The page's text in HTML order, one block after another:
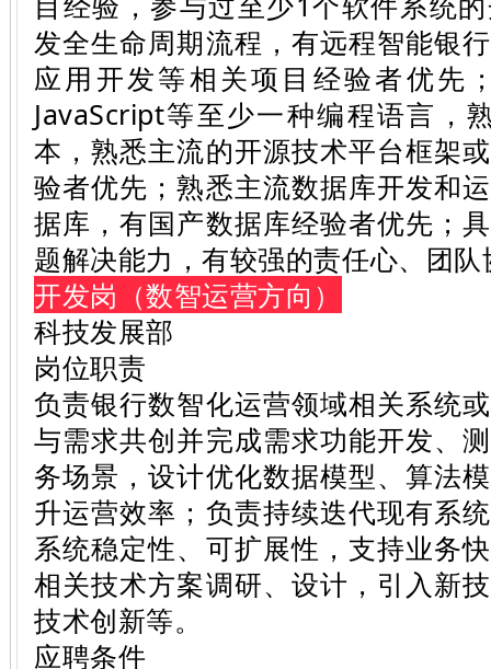
发全生命周期流程，有远程智能银
应用开发等相关项目经验者优先
JavaScript等至少一种编程语言，
本，熟悉主流的开源技术平台框架
验者优先；熟悉主流数据库开发和
据库，有国产数据库经验者优先；
题解决能力，有较强的责任心、团
开发岗（数智运营方向）
科技发展部
岗位职责
负责银行数智化运营领域相关系统
与需求共创并完成需求功能开发、
务场景，设计优化数据模型、算法
升运营效率；负责持续迭代现有系
系统稳定性、可扩展性，支持业务
相关技术方案调研、设计，引入新
技术创新等。
应聘条件